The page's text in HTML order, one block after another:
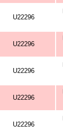
U22296
U22296
U22296
U22296
U22296